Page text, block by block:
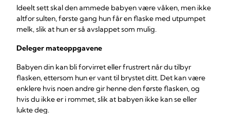
Ideelt sett skal den ammede babyen være våken, men ikke
altfor sulten, første gang hun får en flaske med utpumpet
melk, slik at hun er så avslappet som mulig.
Deleger mateoppgavene
Babyen din kan bli forvirret eller frustrert når du tilbyr
flasken, ettersom hun er vant til brystet ditt. Det kan være
enklere hvis noen andre gir henne den første flasken, og
hvis du ikke er i rommet, slik at babyen ikke kan se eller
lukte deg.